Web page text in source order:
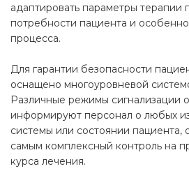
адаптировать параметры
потребности пациента и
процесса.
Для гарантии безопасности
оснащено многоуровневой
Различные режимы сигнализации
информируют персонал о любых
системы или состоянии пациента,
самым комплексный контроль на
курса лечения.